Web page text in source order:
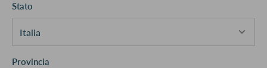
Stato
Provincia